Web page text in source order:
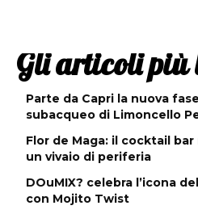
Gli articoli più
Parte da Capri la nuova
subacqueo di Limoncello
Flor de Maga: il cocktail
un vivaio di periferia
DOuMIX? celebra l’icona
con Mojito Twist